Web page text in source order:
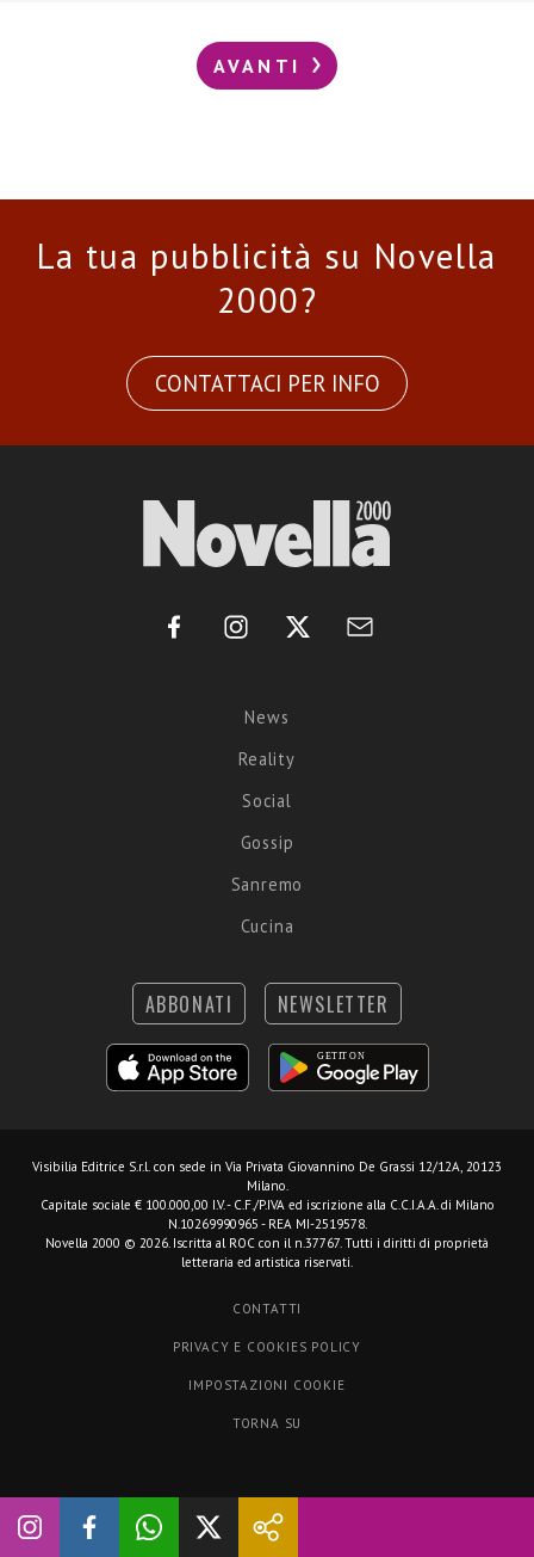
AVANTI
La tua pubblicità su Novella
2000?
CONTATTACI PER INFO
News
Reality
Social
Gossip
Sanremo
Cucina
ABBONATI NEWSLETTER
Visibilia Editrice S.r.l. con sede in Via Privata Giovannino De Grassi 12/12A, 20123
Milano.
Capitale sociale € 100.000,00 I.V. - C.F./P.IVA ed iscrizione alla C.C.I.A.A. di Milano
N.10269990965 - REA MI-2519578.
Novella 2000 © 2026. Iscritta al ROC con il n.37767. Tutti i diritti di proprietà
letteraria ed artistica riservati.
CONTATTI
PRIVACY E COOKIES POLICY
IMPOSTAZIONI COOKIE
TORNA SU